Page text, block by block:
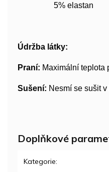
5% elastan
Údržba látky:
Praní: Maximální teplota
Sušení: Nesmí se sušit
Doplňkové
Kategorie: